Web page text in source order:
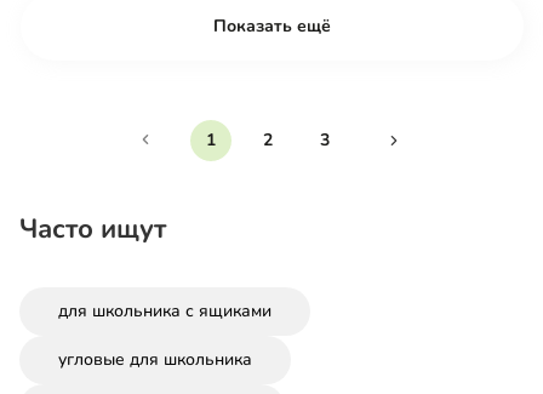
Показать ещё
1 2 3
Часто ищут
для школьника с ящиками
угловые для школьника